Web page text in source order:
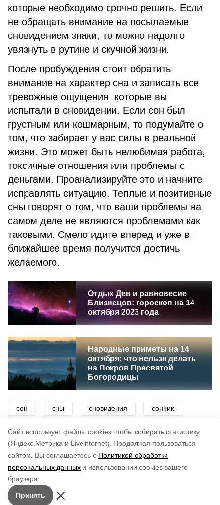
Cайт использует файлы cookies чтобы собирать статистику
(Яндекс.Метрика и Liveinternet).
Продолжая пользоваться
сайтом, Вы соглашаетесь с Политикой обработки
персональных данных и использовании cookies вашего
браузера.
Принять
Подписывайтесь на наш Telegram
канал
Рассказываем о главном в районе. Самая актуальная
и достоверная информация!
которые необходимо срочно решить. Если
не обращать внимание на посылаемые
сновидением знаки, то можно надолго
увязнуть в рутине и скучной жизни.
После пробуждения стоит обратить
внимание на характер сна и записать все
тревожные ощущения, которые вы
испытали в сновидении. Если сон был
грустным или кошмарным, то подумайте о
том, что забирает у вас силы в реальной
жизни. Это может быть нелюбимая работа,
токсичные отношения или проблемы с
деньгами. Проанализируйте это и начните
исправлять ситуацию. Теплые и позитивные
сны говорят о том, что ваши проблемы на
самом деле не являются проблемами как
таковыми. Смело идите вперед и уже в
ближайшее время получится достичь
желаемого.
Отдых Дев и равновесие
Близнецов: гороскоп на 14
октября 2023 года
Народные приметы на 14
октября: что нельзя делать
на Покров Пресвятой
Богородицы
сон сны сновидения сонник
календарь судьба предсказания
по оценке
5